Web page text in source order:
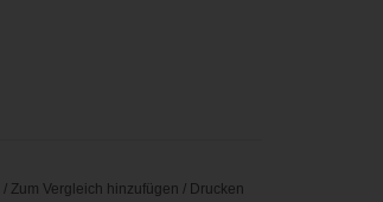
/ Zum Vergleich hinzufügen / Drucken